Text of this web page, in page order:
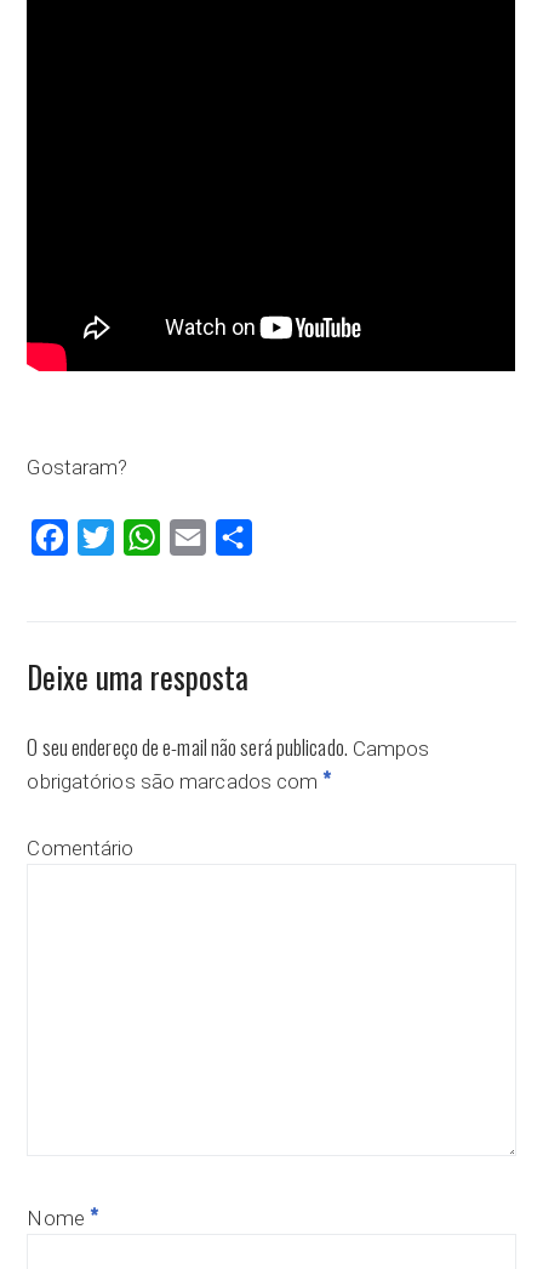
Gostaram?
FacebookTwitter WhatsApp
Email
Deixe uma resposta
O seu endereço de e-mail não será publicado. Campos
obrigatórios são marcados com *
Comentário
Nome *